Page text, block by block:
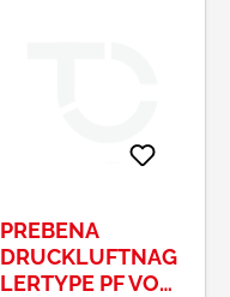
PREBENA
DRUCKLUFTNAG
LERTYPE PF VON